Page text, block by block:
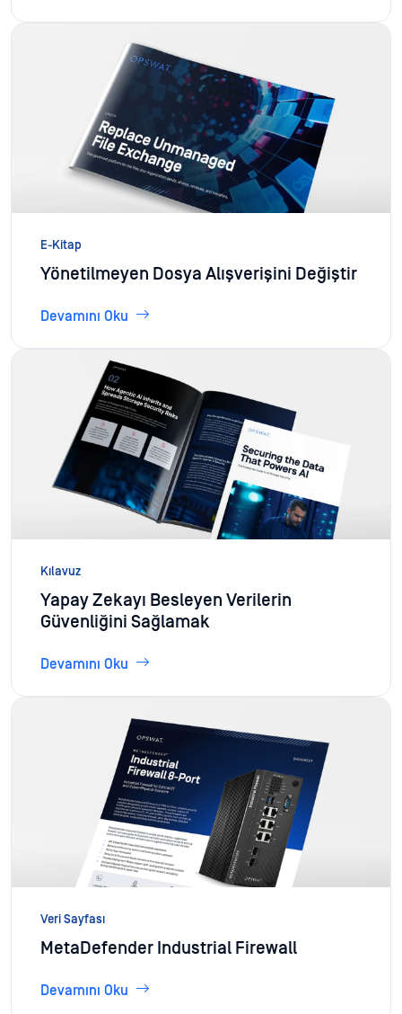
E-Kitap
Yönetilmeyen Dosya Alışverişini Değiştir
Devamını Oku
Kılavuz
Yapay Zekayı Besleyen Verilerin
Güvenliğini Sağlamak
Devamını Oku
Veri Sayfası
MetaDefender Industrial Firewall
Devamını Oku